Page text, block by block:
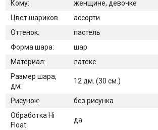
Кому:
женщине, девочке
Цвет шариков
ассорти
Оттенок:
пастель
Форма шара:
шар
Материал:
латекс
Размер шара,
дм:
12 дм. (30 см.)
Рисунок:
без рисунка
Обработка Hi
Float:
да